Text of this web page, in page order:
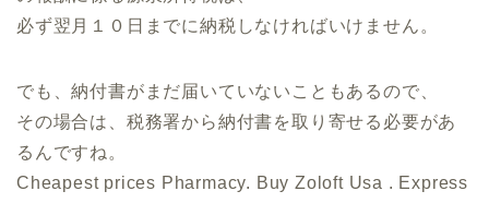
必ず翌月１０日までに納税しなければいけません。
でも、納付書がまだ届いていないこともあるので、
その場合は、税務署から納付書を取り寄せる必要があ
るんですね。
Cheapest prices Pharmacy. Buy Zoloft Usa . Express